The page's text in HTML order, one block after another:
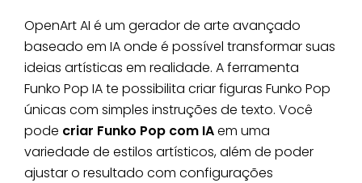
OpenArt AI é um gerador de arte avançado
baseado em IA onde é possível transformar suas
ideias artísticas em realidade. A ferramenta
Funko Pop IA te possibilita criar figuras Funko Pop
únicas com simples instruções de texto. Você
pode criar Funko Pop com IAem uma
variedade de estilos artísticos, além de poder
ajustar o resultado com configurações